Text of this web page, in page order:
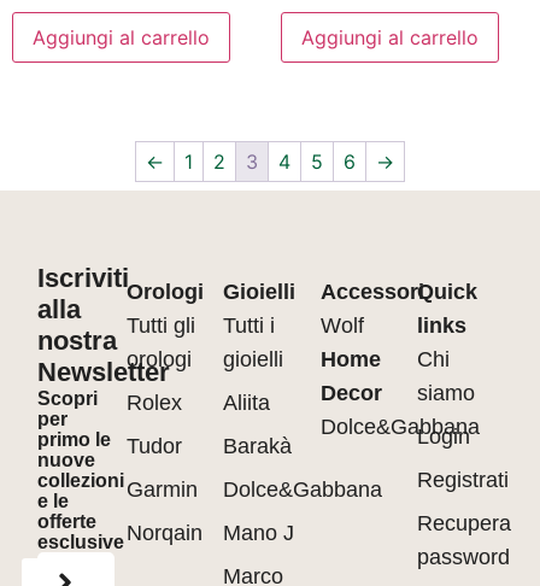
Aggiungi al carrello Aggiungi al carrello
← 1 2 3 4 5 6 →
Iscriviti
alla
nostra
Newsletter
Scopri
per
primo le
nuove
collezioni
e le
offerte
esclusive
Orologi
Tutti gli
orologi
Rolex
Tudor
Garmin
Norqain
Gioielli
Tutti i
gioielli
Aliita
Barakà
Dolce&Gabbana
Mano J
Marco
Accessori
Wolf
Home
Decor
Dolce&Gabbana
Quick
links
Chi
siamo
Login
Registrati
Recupera
password